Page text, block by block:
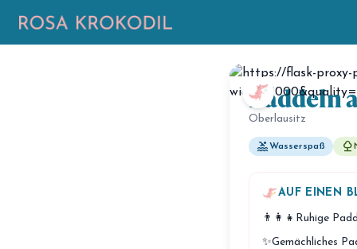
Paddeln
Oberlausitz
poolWasserspaß nature
AUF EINEN
👨‍👩‍👧 Ruhige
✨Gemächliches